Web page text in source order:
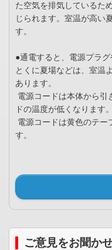
た空気を排気しているた
じられます。室温が高い
す。
●通電すると、電源プラ
とくに夏場などは、室温
あります。
電源コードは本体から引
ドの温度が低くなります。
電源コードは黄色のテー
す。
ご意見をお聞か